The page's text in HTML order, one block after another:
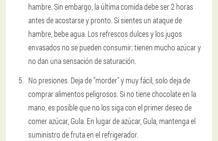
hambre. Sin embargo, la última comida debe ser 2 horas
antes de acostarse y pronto. Si sientes un ataque de
hambre, bebe agua. Los refrescos dulces y los jugos
envasados no se pueden consumir: tienen mucho azúcar y
no dan una sensación de saturación.
No presiones. Deja de "morder" y muy fácil, solo deja de
comprar alimentos peligrosos. Si no tiene chocolate en la
mano, es posible que no los siga con el primer deseo de
comer azúcar, Gula. En lugar de azúcar, Gula, mantenga el
suministro de fruta en el refrigerador.